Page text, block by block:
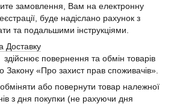
замовлення, Вам на електронну
буде надіслано рахунок з
та подальшими інструкціями.
Доставку
повернення та обмін товарів
Закону «Про захист прав споживачів».
або повернути товар належної
з дня покупки (не рахуючи дня